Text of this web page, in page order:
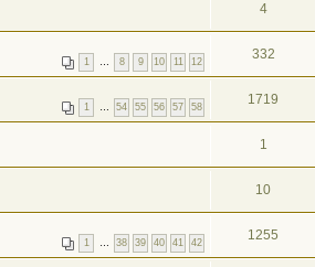
4
1 … 8 9 10 11 12 332
1 … 54 55 56 57 58 1719
1
10
1 … 38 39 40 41 42 1255